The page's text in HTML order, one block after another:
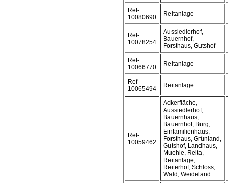
Ref-
10080690
Reitanlage
Ref-
10078254
Aussiedlerhof,
Bauernhof,
Forsthaus, Gutshof
Ref-
10066770
Reitanlage
Ref-
10065494
Reitanlage
Ref-
10059462
Ackerfläche,
Aussiedlerhof,
Bauernhaus,
Bauernhof, Burg,
Einfamilienhaus,
Forsthaus, Grünland,
Gutshof, Landhaus,
Muehle, Reita,
Reitanlage,
Reiterhof, Schloss,
Wald, Weideland